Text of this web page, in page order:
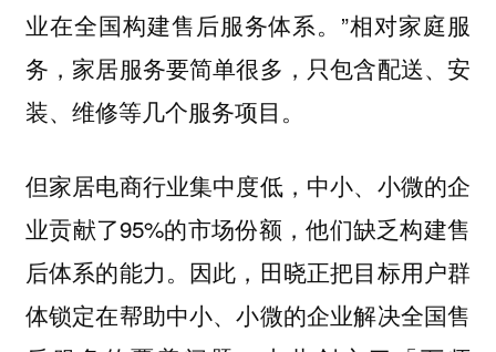
业在全国构建售后服务体系。”相对家庭服
务，家居服务要简单很多，只包含配送、安
装、维修等几个服务项目。
但家居电商行业集中度低，中小、小微的企
业贡献了95%的市场份额，他们缺乏构建售
后体系的能力。因此， 田晓正把目标用户群
体锁定在帮助中小、小微的企业解决全国售